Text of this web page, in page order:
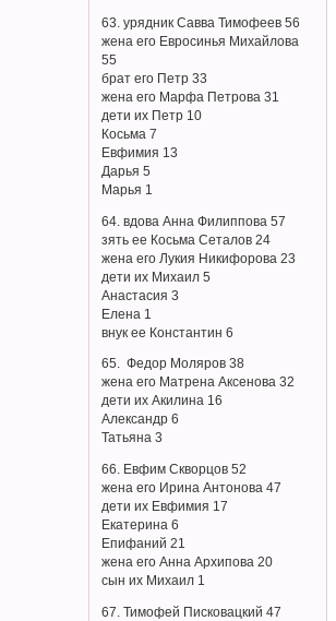
63. урядник Савва Тимофеев 56
жена его Евросинья Михайлова
55
брат его Петр 33
жена его Марфа Петрова 31
дети их Петр 10
Косьма 7
Евфимия 13
Дарья 5
Марья 1
64. вдова Анна Филиппова 57
зять ее Косьма Сеталов 24
жена его Лукия Никифорова 23
дети их Михаил 5
Анастасия 3
Елена 1
внук ее Константин 6
65. Федор Моляров 38
жена его Матрена Аксенова 32
дети их Акилина 16
Александр 6
Татьяна 3
66. Евфим Скворцов 52
жена его Ирина Антонова 47
дети их Евфимия 17
Екатерина 6
Епифаний 21
жена его Анна Архипова 20
сын их Михаил 1
67. Тимофей Писковацкий 47